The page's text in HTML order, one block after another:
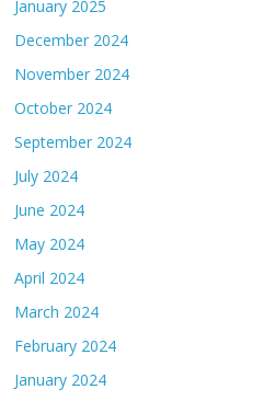
January 2025
December 2024
November 2024
October 2024
September 2024
July 2024
June 2024
May 2024
April 2024
March 2024
February 2024
January 2024